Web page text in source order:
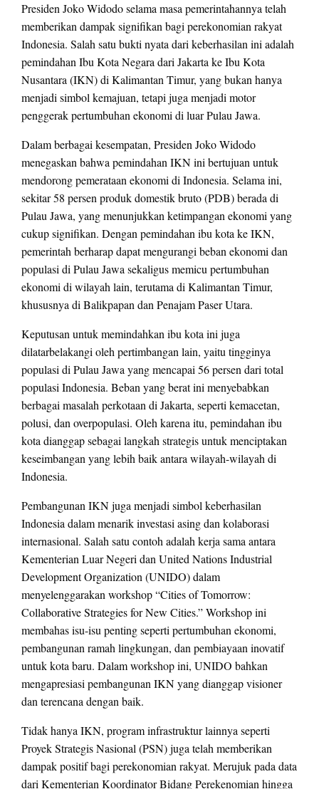
Presiden Joko Widodo selama masa pemerintahannya telah
memberikan dampak signifikan bagi perekonomian rakyat
Indonesia. Salah satu bukti nyata dari keberhasilan ini adalah
pemindahan Ibu Kota Negara dari Jakarta ke Ibu Kota
Nusantara (IKN) di Kalimantan Timur, yang bukan hanya
menjadi simbol kemajuan, tetapi juga menjadi motor
penggerak pertumbuhan ekonomi di luar Pulau Jawa.
Dalam berbagai kesempatan, Presiden Joko Widodo
menegaskan bahwa pemindahan IKN ini bertujuan untuk
mendorong pemerataan ekonomi di Indonesia. Selama ini,
sekitar 58 persen produk domestik bruto (PDB) berada di
Pulau Jawa, yang menunjukkan ketimpangan ekonomi yang
cukup signifikan. Dengan pemindahan ibu kota ke IKN,
pemerintah berharap dapat mengurangi beban ekonomi dan
populasi di Pulau Jawa sekaligus memicu pertumbuhan
ekonomi di wilayah lain, terutama di Kalimantan Timur,
khususnya di Balikpapan dan Penajam Paser Utara.
Keputusan untuk memindahkan ibu kota ini juga
dilatarbelakangi oleh pertimbangan lain, yaitu tingginya
populasi di Pulau Jawa yang mencapai 56 persen dari total
populasi Indonesia. Beban yang berat ini menyebabkan
berbagai masalah perkotaan di Jakarta, seperti kemacetan,
polusi, dan overpopulasi. Oleh karena itu, pemindahan ibu
kota dianggap sebagai langkah strategis untuk menciptakan
keseimbangan yang lebih baik antara wilayah-wilayah di
Indonesia.
Pembangunan IKN juga menjadi simbol keberhasilan
Indonesia dalam menarik investasi asing dan kolaborasi
internasional. Salah satu contoh adalah kerja sama antara
Kementerian Luar Negeri dan United Nations Industrial
Development Organization (UNIDO) dalam
menyelenggarakan workshop “Cities of Tomorrow:
Collaborative Strategies for New Cities.” Workshop ini
membahas isu-isu penting seperti pertumbuhan ekonomi,
pembangunan ramah lingkungan, dan pembiayaan inovatif
untuk kota baru. Dalam workshop ini, UNIDO bahkan
mengapresiasi pembangunan IKN yang dianggap visioner
dan terencana dengan baik.
Tidak hanya IKN, program infrastruktur lainnya seperti
Proyek Strategis Nasional (PSN) juga telah memberikan
dampak positif bagi perekonomian rakyat. Merujuk pada data
dari Kementerian Koordinator Bidang Perekenomian hingga